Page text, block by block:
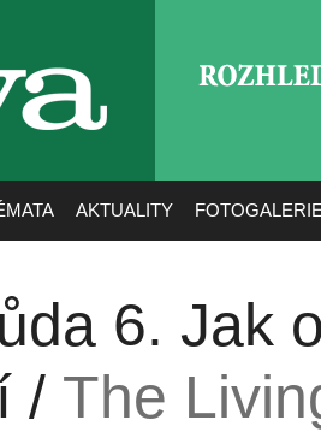
AKTUALITY
6. Jak
/ The